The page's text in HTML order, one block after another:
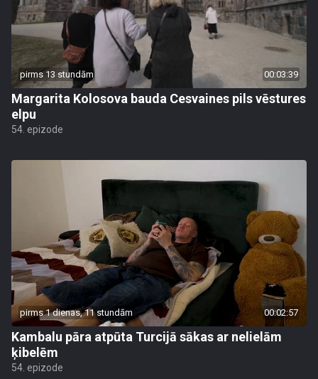
pirms 13 stundām 00:03:39
Margarita Kolosova bauda Cesvaines pils vēstures
elpu
54. epizode
pirms 1 dienas, 11 stundām 00:02:57
Kambalu pāra atpūta Turcijā sākas ar nelielām
ķibelēm
54. epizode